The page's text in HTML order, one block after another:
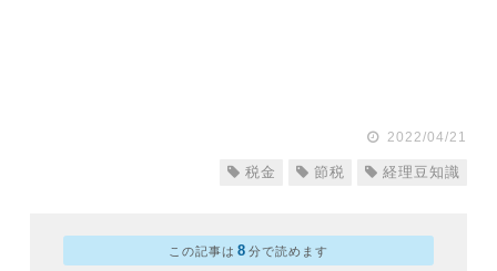
2022/04/21
税金 節税 経理豆知識
この記事は 8 分で読めます